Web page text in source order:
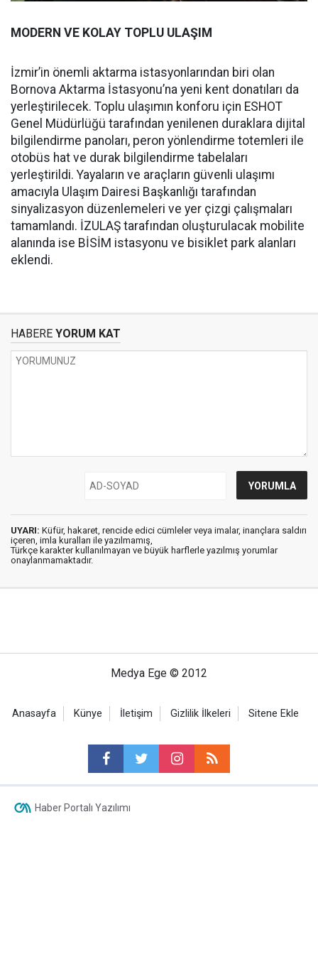
MODERN VE KOLAY TOPLU ULAŞIM
İzmir’in önemli aktarma istasyonlarından biri olan
Bornova Aktarma İstasyonu’na yeni kent donatıları da
yerleştirilecek. Toplu ulaşımın konforu için ESHOT
Genel Müdürlüğü tarafından yenilenen duraklara dijital
bilgilendirme panoları, peron yönlendirme totemleri ile
otobüs hat ve durak bilgilendirme tabelaları
yerleştirildi. Yayaların ve araçların güvenli ulaşımı
amacıyla Ulaşım Dairesi Başkanlığı tarafından
sinyalizasyon düzenlemeleri ve yer çizgi çalışmaları
tamamlandı. İZULAŞ tarafından oluşturulacak mobilite
alanında ise BİSİM istasyonu ve bisiklet park alanları
eklendi.
HABERE YORUM KAT
UYARI: Küfür, hakaret, rencide edici cümleler veya imalar, inançlara saldırı
içeren, imla kuralları ile yazılmamış,
Türkçe karakter kullanılmayan ve büyük harflerle yazılmış yorumlar
onaylanmamaktadır.
Medya Ege © 2012
Anasayfa Künye İletişim Gizlilik İlkeleri Sitene Ekle
Haber Portalı Yazılımı